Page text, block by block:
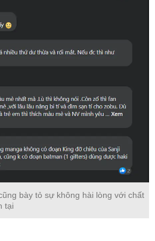
bày tỏ sự không hài lòng với chất
tại